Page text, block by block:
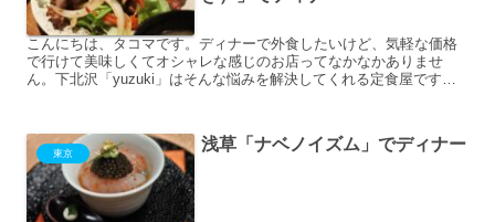
こんにちは、タコマです。ディナーで外食したいけど、気軽な価格
で行けて美味しくてオシャレな感じのお店ってなかなかありませ
ん。下北沢「yuzuki」はそんな悩みを解決してくれる定食屋です。
東京 浅草「ナベノイズム」でディナー